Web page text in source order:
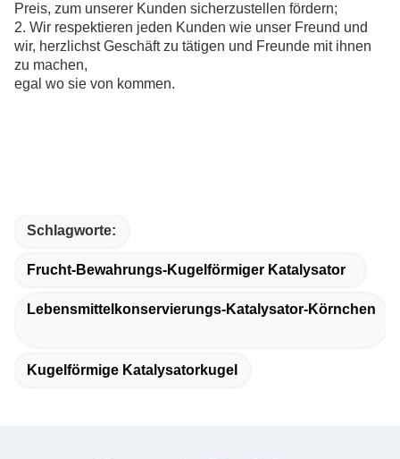
Preis, zum unserer Kunden sicherzustellen fördern;
2. Wir respektieren jeden Kunden wie unser Freund und
wir, herzlichst Geschäft zu tätigen und Freunde mit ihnen
zu machen,
egal wo sie von kommen.
Schlagworte:
Frucht-Bewahrungs-Kugelförmiger Katalysator
Lebensmittelkonservierungs-Katalysator-Körnchen
Kugelförmige Katalysatorkugel